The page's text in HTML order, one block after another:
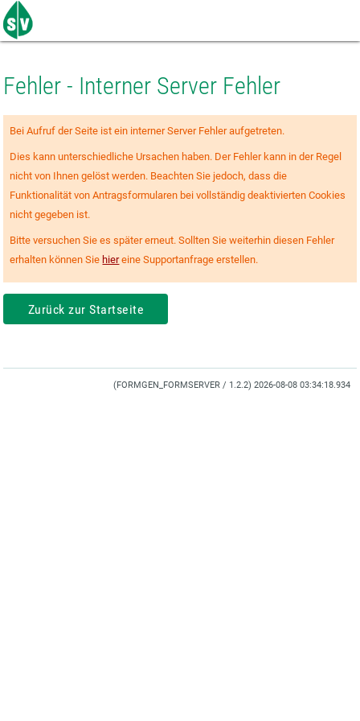
Zum
Seiteninhalt
springen
Fehler - Interner Server Fehler
Bei Aufruf der Seite ist ein interner Server Fehler aufgetreten.
Dies kann unterschiedliche Ursachen haben. Der Fehler kann in der Regel
nicht von Ihnen gelöst werden. Beachten Sie jedoch, dass die
Funktionalität von Antragsformularen bei vollständig deaktivierten Cookies
nicht gegeben ist.
Bitte versuchen Sie es später erneut. Sollten Sie weiterhin diesen Fehler
erhalten können Sie hiereine Supportanfrage erstellen.
Zurück zur Startseite
(FORMGEN_FORMSERVER / 1.2.2) 2026-08-08 03:34:18.934